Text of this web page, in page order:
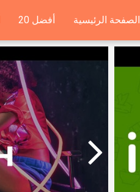
أفضل 20 الصفحة الرئيسية